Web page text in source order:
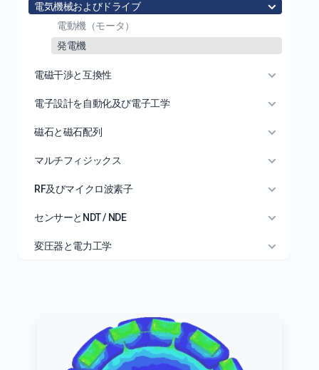
電気機械およびドライブ
電動機（モータ）
発電機
電磁干渉と互換性
電子設計を自動化及び電子工学
磁石と磁石配列
マルチフィジックス
RF及びマイクロ波素子
センサーとNDT / NDE
変圧器と電力工学